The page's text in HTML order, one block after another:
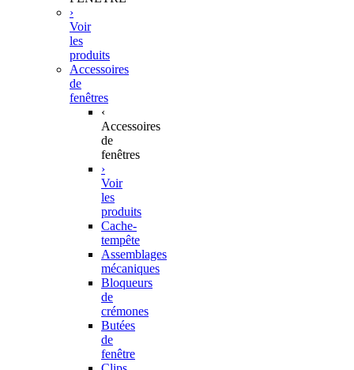
›
Voir
les
produits
Accessoires
de
fenêtres
‹
Accessoires
de
fenêtres
›
Voir
les
produits
Cache-
tempête
Assemblages
mécaniques
Bloqueurs
de
crémones
Butées
de
fenêtre